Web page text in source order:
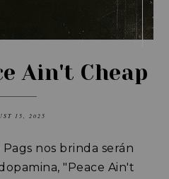
Ain't Cheap
15, 2025
nos brinda serán
"Peace Ain't